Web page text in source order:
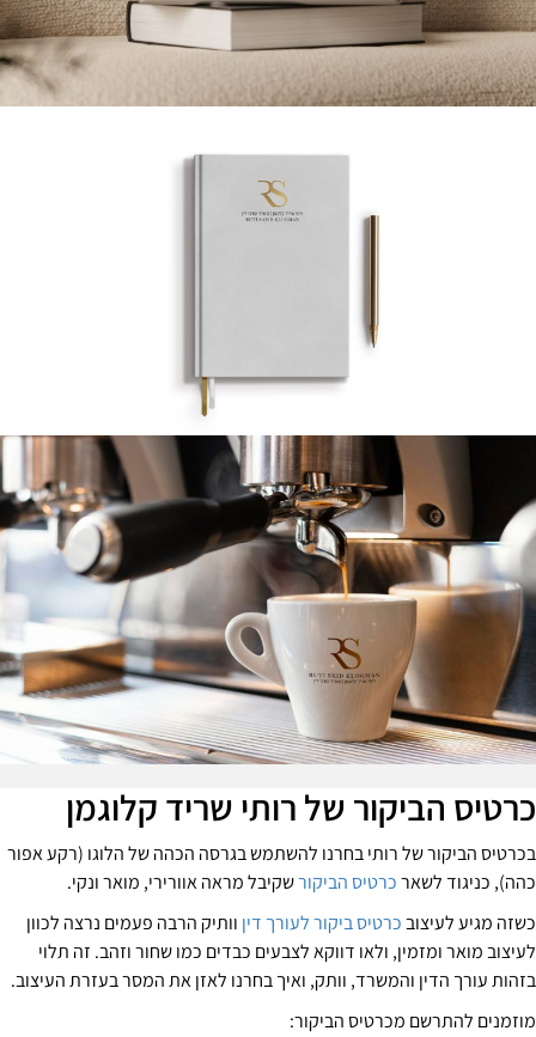
הביקור של רותי שריד קלוגמן
הביקור של רותי בחרנו להשתמש בגרסה הכהה של הלוגו (רקע אפור
כניגוד לשארכרטיס הביקורשקיבל מראה אוורירי, מואר ונקי.
מגיע לעיצובכרטיס ביקור לעורך דיןוותיק הרבה פעמים נרצה לכוון
מואר ומזמין, ולאו דווקא לצבעים כבדים כמו שחור וזהב. זה תלוי
עורך הדין והמשרד, וותק, ואיך בחרנו לאזן את המסר בעזרת העיצוב.
להתרשם מכרטיס הביקור: